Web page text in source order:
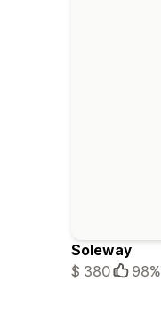
Soleway
$ 380
98%